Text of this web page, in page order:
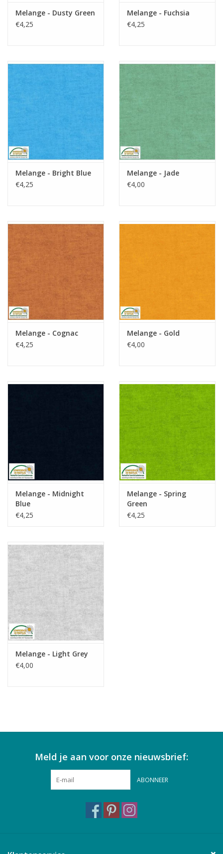
Melange - Dusty Green
€4,25
Melange - Fuchsia
€4,25
Melange - Bright Blue
€4,25
Melange - Jade
€4,00
Melange - Cognac
€4,25
Melange - Gold
€4,00
Melange - Midnight
Blue
€4,25
Melange - Spring
Green
€4,25
Melange - Light Grey
€4,00
Meld je aan voor onze nieuwsbrief:
ABONNEER